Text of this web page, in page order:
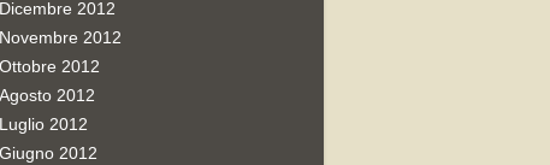
Dicembre 2012
Novembre 2012
Ottobre 2012
Agosto 2012
Luglio 2012
Giugno 2012